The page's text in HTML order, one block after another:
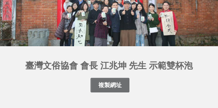
臺灣文俗協會 會長 江兆坤 先生 示範雙杯泡